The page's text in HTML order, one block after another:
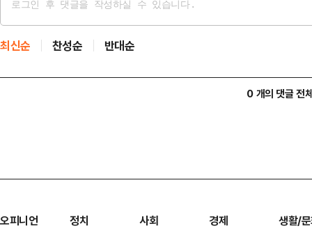
최신순 찬성순 반대순
0 개의 댓글 전
오피니언 정치 사회 경제 생활/